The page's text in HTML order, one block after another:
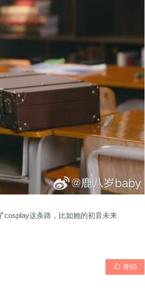
cosplay这条路，比如她的初音未来
 赞(0)